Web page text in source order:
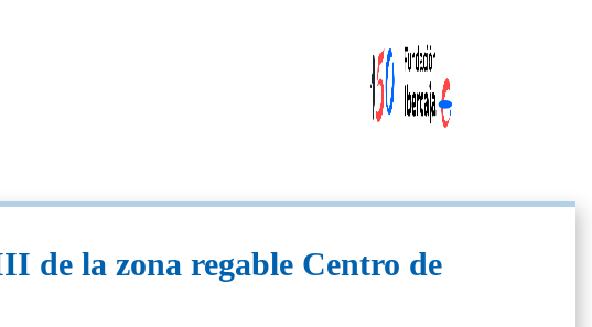
de la zona regable Centro de